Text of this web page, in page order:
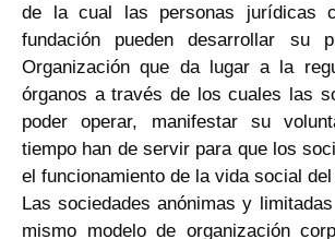
de la cual las personas jurídicas
fundación pueden desarrollar su
Organización que da lugar a la
órganos a través de los cuales las
poder operar, manifestar su
tiempo han de servir para que los
el funcionamiento de la vida social del
Las sociedades anónimas y
mismo modelo de organización